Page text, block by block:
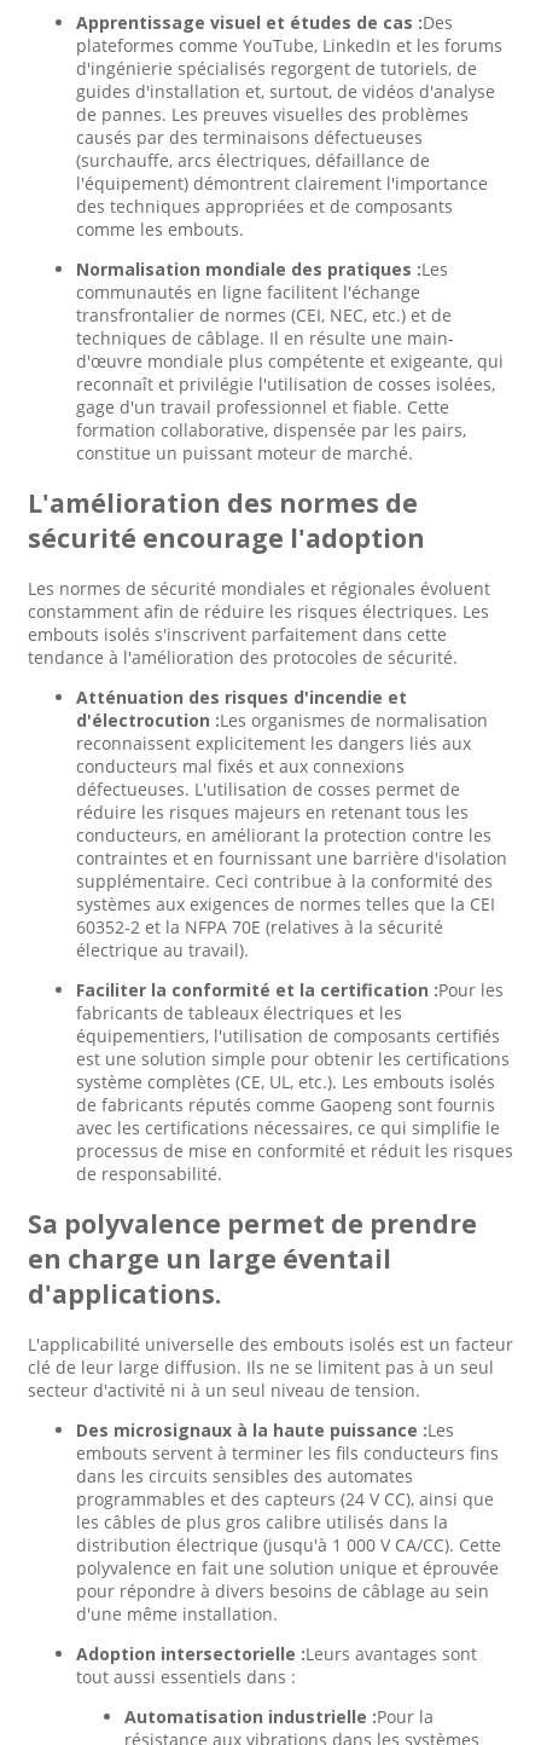
Apprentissage visuel et études de cas :Des
plateformes comme YouTube, LinkedIn et les forums
d'ingénierie spécialisés regorgent de tutoriels, de
guides d'installation et, surtout, de vidéos d'analyse
de pannes. Les preuves visuelles des problèmes
causés par des terminaisons défectueuses
(surchauffe, arcs électriques, défaillance de
l'équipement) démontrent clairement l'importance
des techniques appropriées et de composants
comme les embouts.
Normalisation mondiale des pratiques :Les
communautés en ligne facilitent l'échange
transfrontalier de normes (CEI, NEC, etc.) et de
techniques de câblage. Il en résulte une main-
d'œuvre mondiale plus compétente et exigeante, qui
reconnaît et privilégie l'utilisation de cosses isolées,
gage d'un travail professionnel et fiable. Cette
formation collaborative, dispensée par les pairs,
constitue un puissant moteur de marché.
L'amélioration des normes de
sécurité encourage l'adoption
Les normes de sécurité mondiales et régionales évoluent
constamment afin de réduire les risques électriques. Les
embouts isolés s'inscrivent parfaitement dans cette
tendance à l'amélioration des protocoles de sécurité.
Atténuation des risques d'incendie et
d'électrocution :Les organismes de normalisation
reconnaissent explicitement les dangers liés aux
conducteurs mal fixés et aux connexions
défectueuses. L'utilisation de cosses permet de
réduire les risques majeurs en retenant tous les
conducteurs, en améliorant la protection contre les
contraintes et en fournissant une barrière d'isolation
supplémentaire. Ceci contribue à la conformité des
systèmes aux exigences de normes telles que la CEI
60352-2 et la NFPA 70E (relatives à la sécurité
électrique au travail).
Faciliter la conformité et la certification :Pour les
fabricants de tableaux électriques et les
équipementiers, l'utilisation de composants certifiés
est une solution simple pour obtenir les certifications
système complètes (CE, UL, etc.). Les embouts isolés
de fabricants réputés comme Gaopeng sont fournis
avec les certifications nécessaires, ce qui simplifie le
processus de mise en conformité et réduit les risques
de responsabilité.
Sa polyvalence permet de prendre
en charge un large éventail
d'applications.
L'applicabilité universelle des embouts isolés est un facteur
clé de leur large diffusion. Ils ne se limitent pas à un seul
secteur d'activité ni à un seul niveau de tension.
Des microsignaux à la haute puissance :Les
embouts servent à terminer les fils conducteurs fins
dans les circuits sensibles des automates
programmables et des capteurs (24 V CC), ainsi que
les câbles de plus gros calibre utilisés dans la
distribution électrique (jusqu'à 1 000 V CA/CC). Cette
polyvalence en fait une solution unique et éprouvée
pour répondre à divers besoins de câblage au sein
d'une même installation.
Adoption intersectorielle :Leurs avantages sont
tout aussi essentiels dans :
Automatisation industrielle :Pour la
résistance aux vibrations dans les systèmes